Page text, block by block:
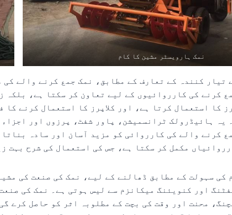
نمک ہارویسٹر مشین کا کام
تیار کنندہ کے تعارف کے مطابق، نمک جمع کرنے والے
کرنے کی کارروائیوں کے لیے تعاون کر سکتا ہے،
کا استعمال کرتا ہے، اور کلاپرز کا استعمال کرنے
یہ ہائیڈرولک ٹرانسمیشن، پاور شفٹ، پرزوں اور
کرنے والے کی کارروائی کو مزید آسان اور سادہ
مکمل کر سکتا ہے، جس کی استعمال کی شرح بہت
کی سہولت کے مطابق ڈھالنے کے لیے، نمک کی صنعت کی
اور کنویئنگ میکانزم سے لیس ہوتی ہے۔ نمک کی
محنت اور وقت کی بچت کے مطلوبہ اثر کو حاصل کرے